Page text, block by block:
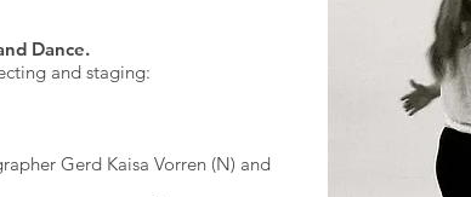
Dance.
and staging:
Gerd Kaisa Vorren (N) and